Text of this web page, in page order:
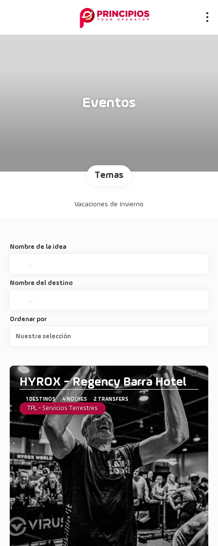
Eventos
Temas
Vacaciones de Invierno
Nombre de la idea
Nombre del destino
Ordenar por
Nuestra selección
HYROX - Regency Barra Hotel
1 DESTINOS 4 NOCHES 2 TRANSFERS
TPL - Servicios Terrestres